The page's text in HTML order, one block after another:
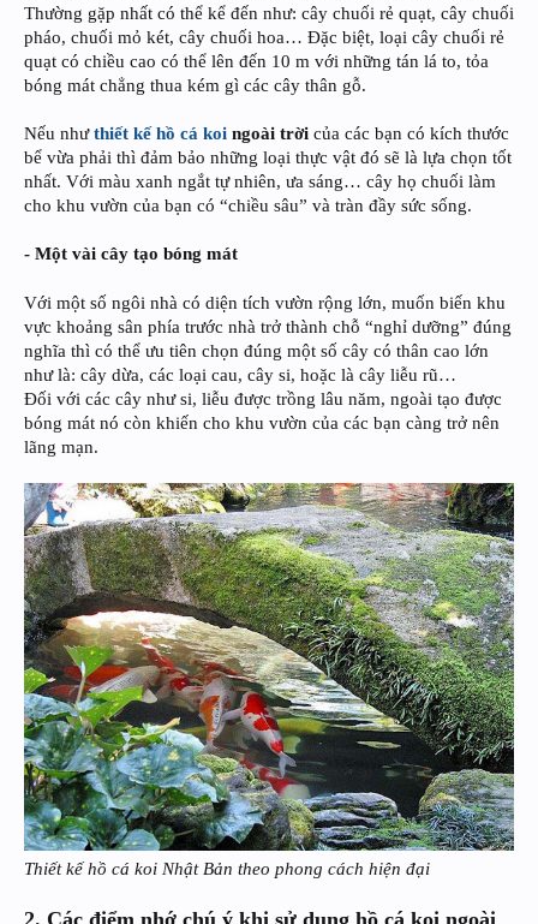
Thường gặp nhất có thể kể đến như: cây chuối rẻ quạt, cây chuối
pháo, chuối mỏ két, cây chuối hoa… Đặc biệt, loại cây chuối rẻ
quạt có chiều cao có thể lên đến 10 m với những tán lá to, tỏa
bóng mát chẳng thua kém gì các cây thân gỗ.
Nếu nhưthiết kế hồ cá koi ngoài trời của các bạn có kích thước
bể vừa phải thì đảm bảo những loại thực vật đó sẽ là lựa chọn tốt
nhất. Với màu xanh ngắt tự nhiên, ưa sáng… cây họ chuối làm
cho khu vườn của bạn có “chiều sâu” và tràn đầy sức sống.
- Một vài cây tạo bóng mát
Với một số ngôi nhà có diện tích vườn rộng lớn, muốn biến khu
vực khoảng sân phía trước nhà trở thành chỗ “nghỉ dưỡng” đúng
nghĩa thì có thể ưu tiên chọn đúng một số cây có thân cao lớn
như là: cây dừa, các loại cau, cây si, hoặc là cây liễu rũ…
Đối với các cây như si, liễu được trồng lâu năm, ngoài tạo được
bóng mát nó còn khiến cho khu vườn của các bạn càng trở nên
lãng mạn.
Thiết kế hồ cá koi Nhật Bản theo phong cách hiện đại
2. Các điểm nhớ chú ý khi sử dụng hồ cá koi ngoài